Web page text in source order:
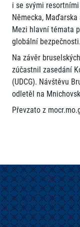
i se svými
Německa,
Mezi hlavní témata
globální bezpečnosti.
Na závěr
zúčastnil zasedání
(UDCG). Návštěvu
odletěl na
Převzato z